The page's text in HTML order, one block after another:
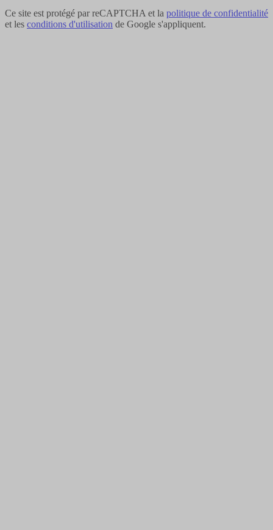
Ce site est protégé par reCAPTCHA et la politique de confidentialité
et les conditions d'utilisation de Google s'appliquent.